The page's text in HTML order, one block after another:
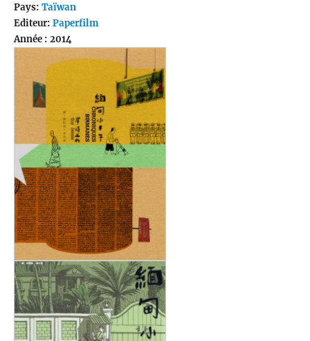
Pays: Taïwan
Editeur: Paperfilm
Année : 2014